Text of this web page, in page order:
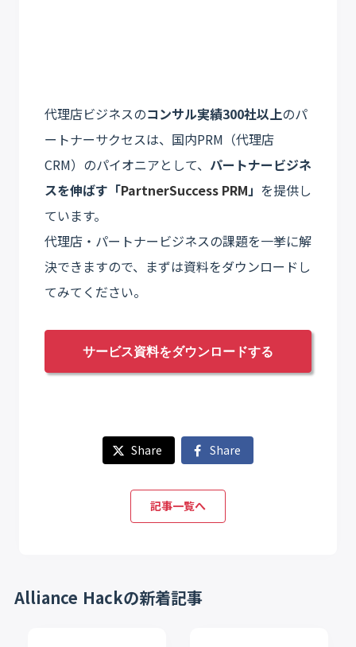
代理店ビジネスのコンサル実績300社以上のパ
ートナーサクセスは、国内PRM（代理店
CRM）のパイオニアとして、 パートナービジネ
スを伸ばす「PartnerSuccess PRM」 を提供し
ています。
代理店・パートナービジネスの課題を一挙に解
決できますので、まずは資料をダウンロードし
てみてください。
サービス資料をダウンロードする
Share Share
記事一覧へ
Alliance Hackの新着記事